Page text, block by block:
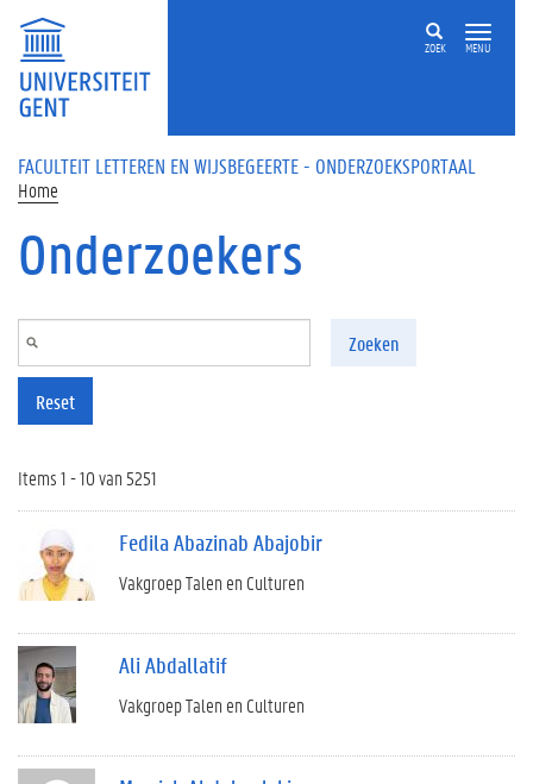
Overslaan en naar de inhoud gaan
ZOEK MENU
FACULTEIT LETTEREN EN WIJSBEGEERTE - ONDERZOEKSPORTAAL
Home
Onderzoekers
Zoeken
Reset
Items 1 - 10 van 5251
Fedila Abazinab Abajobir
Vakgroep Talen en Culturen
Ali Abdallatif
Vakgroep Talen en Culturen